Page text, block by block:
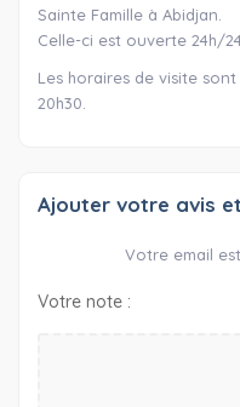
Sainte Famille à Abidjan.
Celle-ci est ouverte 24h/
Les horaires de visite sont
20h30.
Ajouter votre avis
Votre email
Votre note :